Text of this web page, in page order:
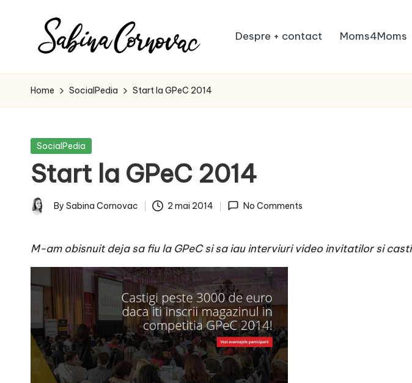
S
a
i
n
a
o
r
n
o
v
creator
de
de
16
ani
Despre + contact Moms4Moms
Home SocialPedia Start la GPeC 2014
Posted
SocialPedia
Start la GPeC 2014
Posted
By Sabina Cornovac 2 mai 2014 No Comments
M-am obisnuit deja sa fiu la GPeC si sa iau interviuri video invitatilor si